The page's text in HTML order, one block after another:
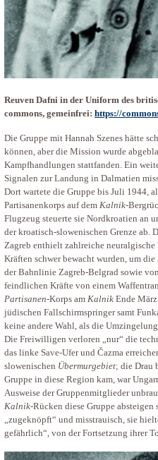
Reuven Dafni in der Uniform des
commons, gemeinfrei: https://
Die Gruppe mit Hannah Szenes hätte
können, aber die Mission wurde
Kampfhandlungen stattfanden. Ein
Signalen zur Landung in Dalmatien
Dort wartete die Gruppe bis Juli 1944,
Partisanenkorps auf dem Kalnik-
Flugzeug steuerte sie Nordkroatien an
der kroatisch-slowenischen Grenze ab.
Zagreb enthielt zahlreiche
Kräften schwer bewacht wurden, um die
der Bahnlinie Zagreb-Belgrad sowie
feindlichen Kräfte von einem
Partisanen-Korps am Kalnik Ende
jüdischen Fallschirmspringer samt
keine andere Wahl, als die
Die Freiwilligen verloren „nur“ die
das linke Save-Ufer und Čazma
slowenischen Übermurgebiet; die Drau
Gruppe in diese Region kam, war
Ausweise der Gruppenmitglieder
Kalnik-Rücken diese Gruppe
„zugeknöpft“ und misstrauisch, sie
gefährlich“, von der Fortsetzung ihrer